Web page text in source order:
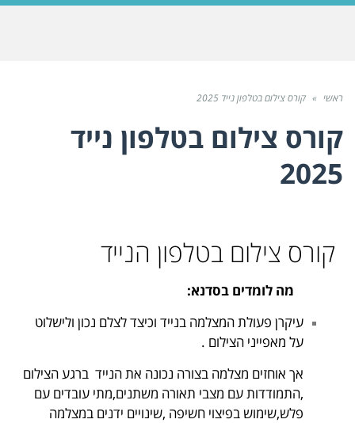
ראשי » קורס צילום בטלפון נייד 2025
קורס צילום בטלפון נייד
2025
קורס צילום בטלפון הנייד
מה לומדים בסדנא:
עיקרן פעולת המצלמה בנייד וכיצד לצלם נכון ולישלוט
על מאפייני הצילום .
אך אוחזים מצלמה בצורה נכונה את הנייד ברגע הצילום
,התמודדות עם מצבי תאורה משתנים,מתי עובדים עם
פלש,שימוש בפיצוי חשיפה ,שינויים ידנים במצלמה